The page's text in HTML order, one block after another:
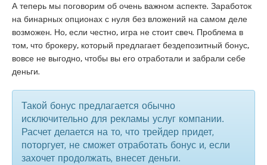
А теперь мы поговорим об очень важном аспекте. Заработок
на бинарных опционах с нуля без вложений на самом деле
возможен. Но, если честно, игра не стоит свеч. Проблема в
том, что брокеру, который предлагает бездепозитный бонус,
вовсе не выгодно, чтобы вы его отработали и забрали себе
деньги.
Такой бонус предлагается обычно
исключительно для рекламы услуг компании.
Расчет делается на то, что трейдер придет,
поторгует, не сможет отработать бонус и, если
захочет продолжать, внесет деньги.